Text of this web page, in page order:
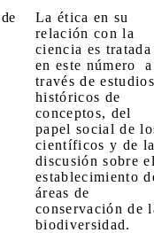
La ética en su
relación con la
ciencia es tratada
en este número a
través de
históricos de
conceptos, del
papel social de
científicos y de
discusión sobre
establecimiento
áreas de
conservación de
biodiversidad.